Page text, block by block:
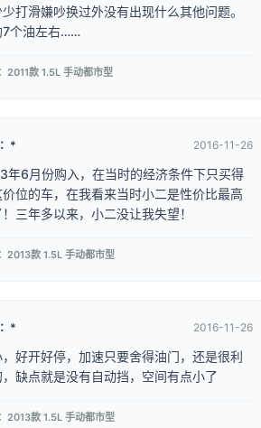
打滑嫌吵换过外没有出现什么其他问题。
7个油左右……
2011款 1.5L 手动都市型
* 2016-11-26
年6月份购入，在当时的经济条件下只买得
价位的车，在我看来当时小二是性价比最高
三年多以来，小二没让我失望！
2013款 1.5L 手动都市型
* 2016-11-26
，好开好停，加速只要舍得油门，还是很利
，缺点就是没有自动挡，空间有点小了
2013款 1.5L 手动都市型